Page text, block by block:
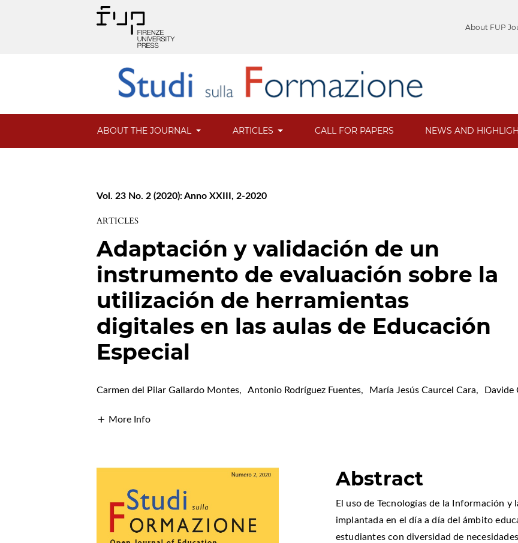
About FUP
ABOUT THE JOURNAL ARTICLES CALL FOR PAPERS NEWS AND
Vol. 23 No. 2 (2020): Anno XXIII, 2-2020
ARTICLES
Adaptación y validación de un
instrumento de evaluación sobre la
utilización de herramientas
digitales en las aulas de Educación
Especial
Carmen del Pilar Gallardo Montes, Antonio Rodríguez Fuentes, María Jesús Caurcel Cara, Davide
More Info
Abstract
El uso de Tecnologías de la Información
implantada en el día a día del ámbito
estudiantes con diversidad de